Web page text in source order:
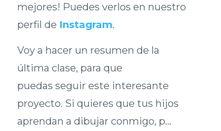
mejores! Puedes verlos en nuestro
perfil de Instagram.
Voy a hacer un resumen de la
última clase, para que
puedas seguir este interesante
proyecto. Si quieres que tus hijos
aprendan a dibujar conmigo, p...